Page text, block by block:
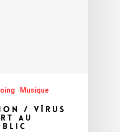
Musique
/ Vîrus
au